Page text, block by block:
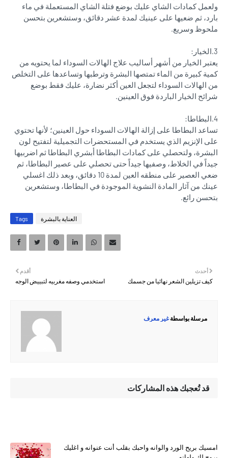
ولعمل كمادات الشاي عليك بوضع فتلة الشاي المستعملة في ماء
بارد، ثم ضعيها على عينيك لمدة عشر دقائق، وستشعرين بتحسن
ملحوظ وسريع.
3.الخيار:
يعتبر الخيار من أشهر أساليب علاج الهالات السوداء لما يحتويه من
كمية كبيرة من الماء تمتصها البشرة وترطبها وتساعدها على التخلص
من الهالات السوداء لتجعل العين أكثر نضارة، عليك فقط بوضع
شرائح الخيار الباردة فوق العينين.
4.البطاطا:
تساعد البطاطا على إزالة الهالات السوداء حول العينين؛ لأنها تحتوي
على الإنزيم الذي يستخدم في المستحضرات التجميلية لتفتيح لون
البشرة، ولتحصلي على كمادات البطاطا أبشري البطاطا ثم اضربيها
جيداً في الخلاط، وصفيها جيداً حتى تحصلي على عصير البطاطا، ثم
ضعي العصير على منطقه العين لمدة 10 دقائق، وبعد ذلك اغسلي
عينك من آثار المادة النشوية الموجودة في البطاطا، وستشعرين
بتحسن رائع.
Tags العناية بالبشرة
أحدث
كيف تزيلين الشعر نهائيا من جسمك
أقدم
استخدمي وصفه مغربيه لتبييض الوجه
مرسلة بواسطةغير معرف
قد تُعجبك هذه المشاركات
امسيك بريح الورد والوانه واحبك بقلب أنت عنوانه و اغليك